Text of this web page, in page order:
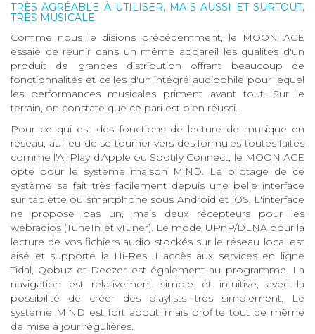
TRÈS AGRÉABLE À UTILISER, MAIS AUSSI ET SURTOUT,
TRÈS MUSICALE
Comme nous le disions précédemment, le MOON ACE
essaie de réunir dans un même appareil les qualités d'un
produit de grandes distribution offrant beaucoup de
fonctionnalités et celles d'un intégré audiophile pour lequel
les performances musicales priment avant tout. Sur le
terrain, on constate que ce pari est bien réussi.
Pour ce qui est des fonctions de lecture de musique en
réseau, au lieu de se tourner vers des formules toutes faites
comme l'AirPlay d'Apple ou Spotify Connect, le MOON ACE
opte pour le système maison MiND. Le pilotage de ce
système se fait très facilement depuis une belle interface
sur tablette ou smartphone sous Android et iOS. L'interface
ne propose pas un, mais deux récepteurs pour les
webradios (TuneIn et vTuner). Le mode UPnP/DLNA pour la
lecture de vos fichiers audio stockés sur le réseau local est
aisé et supporte la Hi-Res. L'accès aux services en ligne
Tidal, Qobuz et Deezer est également au programme. La
navigation est relativement simple et intuitive, avec la
possibilité de créer des playlists très simplement. Le
système MiND est fort abouti mais profite tout de même
de mise à jour régulières.